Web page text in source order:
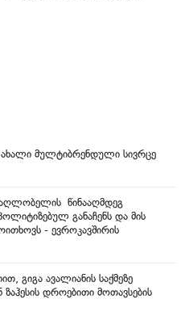
მულტიბრენდული სივრცე
წინააღმდეგ
განაჩენს და მის
- ევროკავშირის
გიგა ავალიანის საქმეზე
ზაჰესის დროებითი მოთავსების